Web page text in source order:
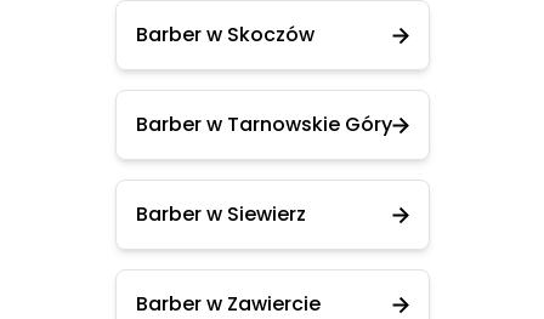
Barber w Skoczów
Barber w Tarnowskie Góry
Barber w Siewierz
Barber w Zawiercie